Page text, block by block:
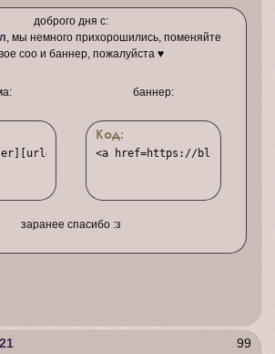
доброго дня с:
, мы немного прихорошились, поменяйте
соо и баннер, пожалуйста ♥
bloodoracle.rusff.me/
баннер:
Код:
<a href=https://
заранее спасибо :з
99